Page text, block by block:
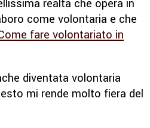
realtà che opera in
come volontaria e che
fare volontariato in
diventata volontaria
mi rende molto fiera del